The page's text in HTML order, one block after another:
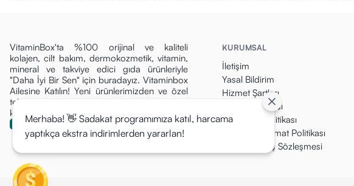
VitaminBox'ta %100 orijinal ve kaliteli
kolajen, cilt bakım, dermokozmetik, vitamin,
mineral ve takviye edici gıda ürünleriyle
"Daha İyi Bir Sen" için buradayız. Vitaminbox
Ailesine Katılın! Yeni ürünlerimizden ve özel
tekliflerden ilk siz haberdar olun, fırsatları
kaçırmayın!
KURUMSAL
İletişim
Yasal Bildirim
Hizmet Şartları
Gizlilik Politikası
Para İade Politikası
Kargo & Teslimat Politikası
Mesafeli Satış Sözleşmesi
Merhaba! 👋 Sadakat programımıza katıl, harcama
yaptıkça ekstra indirimlerden yararlan!